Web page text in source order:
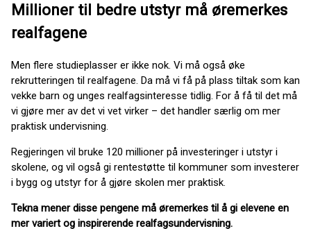
Millioner til bedre utstyr må øremerkes
realfagene
Men flere studieplasser er ikke nok. Vi må også øke
rekrutteringen til realfagene. Da må vi få på plass tiltak som kan
vekke barn og unges realfagsinteresse tidlig. For å få til det må
vi gjøre mer av det vi vet virker – det handler særlig om mer
praktisk undervisning.
Regjeringen vil bruke 120 millioner på investeringer i utstyr i
skolene, og vil også gi rentestøtte til kommuner som investerer
i bygg og utstyr for å gjøre skolen mer praktisk.
Tekna mener disse pengene må øremerkes til å gi elevene en
mer variert og inspirerende realfagsundervisning.